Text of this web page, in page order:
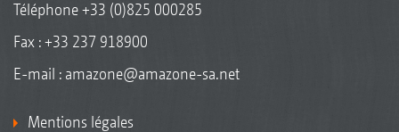
Téléphone+33 (0)825 000285
Fax : +33 237 918900
E-mail : amazone@amazone-sa.net
Mentions légales